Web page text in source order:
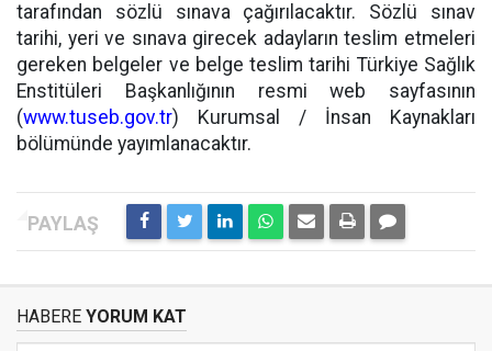
tarafından sözlü sınava çağırılacaktır. Sözlü sınav
tarihi, yeri ve sınava girecek adayların teslim etmeleri
gereken belgeler ve belge teslim tarihi Türkiye Sağlık
Enstitüleri Başkanlığının resmi web sayfasının
(www.tuseb.gov.tr) Kurumsal / İnsan Kaynakları
bölümünde yayımlanacaktır.
HABERE YORUM KAT